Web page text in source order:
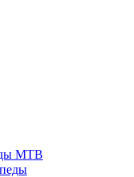
MTB